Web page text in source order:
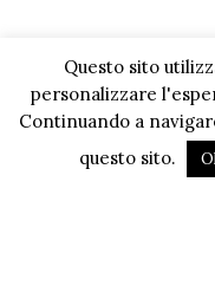
Questo sito
personalizzare
Continuando a
questo sito.